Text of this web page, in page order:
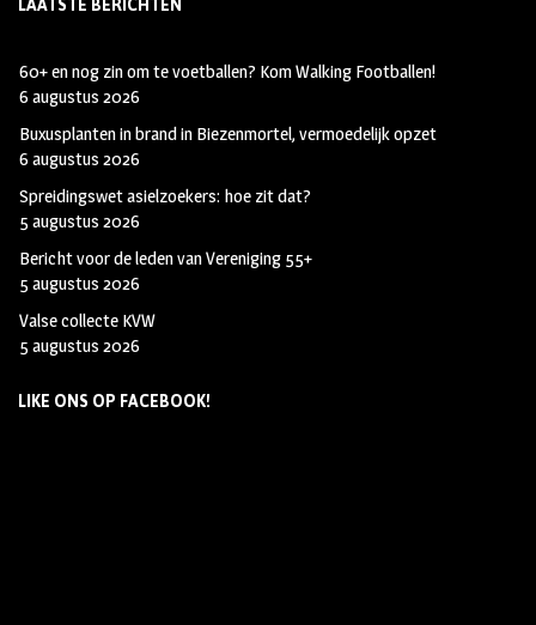
60+ en nog zin om te voetballen? Kom Walking Footballen!
6 augustus 2026
Buxusplanten in brand in Biezenmortel, vermoedelijk opzet
6 augustus 2026
Spreidingswet asielzoekers: hoe zit dat?
5 augustus 2026
Bericht voor de leden van Vereniging 55+
5 augustus 2026
Valse collecte KVW
5 augustus 2026
LIKE ONS OP FACEBOOK!